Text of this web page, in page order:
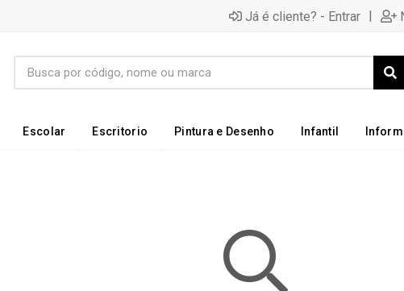
Já é cliente? - Entrar |
Escolar Escritorio Pintura e Desenho Infantil